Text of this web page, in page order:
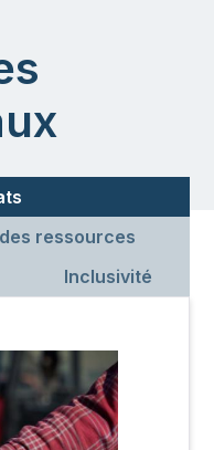
ressources
Inclusivité